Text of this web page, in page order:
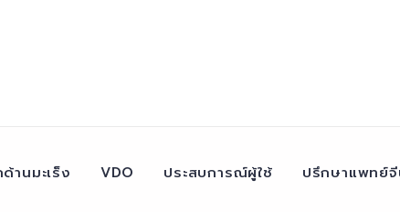
านมะเร็ง VDO ประสบการณ์ผู้ใช้ ปรึกษาแพทย์